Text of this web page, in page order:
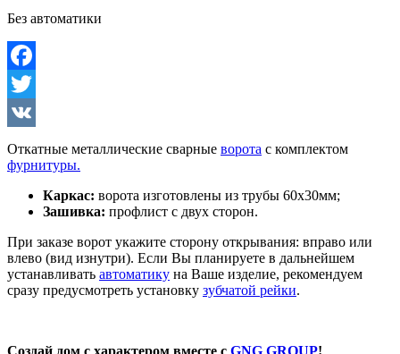
Без автоматики
Facebook
Twitter
VK
Откатные металлические сварные ворота с комплектом
фурнитуры.
Каркас: ворота изготовлены из трубы 60х30мм;
Зашивка: профлист с двух сторон.
При заказе ворот укажите сторону открывания: вправо или
влево (вид изнутри). Если Вы планируете в дальнейшем
устанавливать автоматику на Ваше изделие, рекомендуем
сразу предусмотреть установку зубчатой рейки.
Создай дом с характером вместе с GNG GROUP!